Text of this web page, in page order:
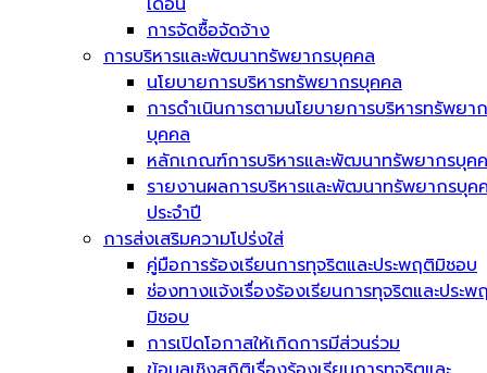
การจัดซื้อจัดจ้าง
การบริหารและพัฒนาทรัพยากรบุคคล
นโยบายการบริหารทรัพยากรบุคคล
การดำเนินการตามนโยบายการบริหารทรัพยา
บุคคล
หลักเกณฑ์การบริหารและพัฒนาทรัพยากรบุค
รายงานผลการบริหารและพัฒนาทรัพยากรบุค
ประจำปี
การส่งเสริมความโปร่งใส่
คู่มือการร้องเรียนการทุจริตและประพฤติมิชอบ
ช่องทางแจ้งเรื่องร้องเรียนการทุจริตและประพ
มิชอบ
การเปิดโอกาสให้เกิดการมีส่วนร่วม